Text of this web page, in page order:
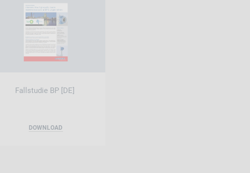
Fallstudie BP [DE]
DOWNLOAD